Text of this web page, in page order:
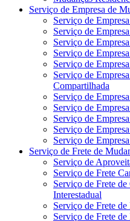
Serviço de Empresa de
Serviço de
Serviço de
Serviço de
Serviço de
Serviço de
Serviço de
Compartilhada
Serviço de
Serviço de
Serviço de
Serviço de
Serviço de
Serviço de Frete de
Serviço de
Serviço de Frete
Serviço de Frete
Interestadual
Serviço de Frete de
Serviço de Frete